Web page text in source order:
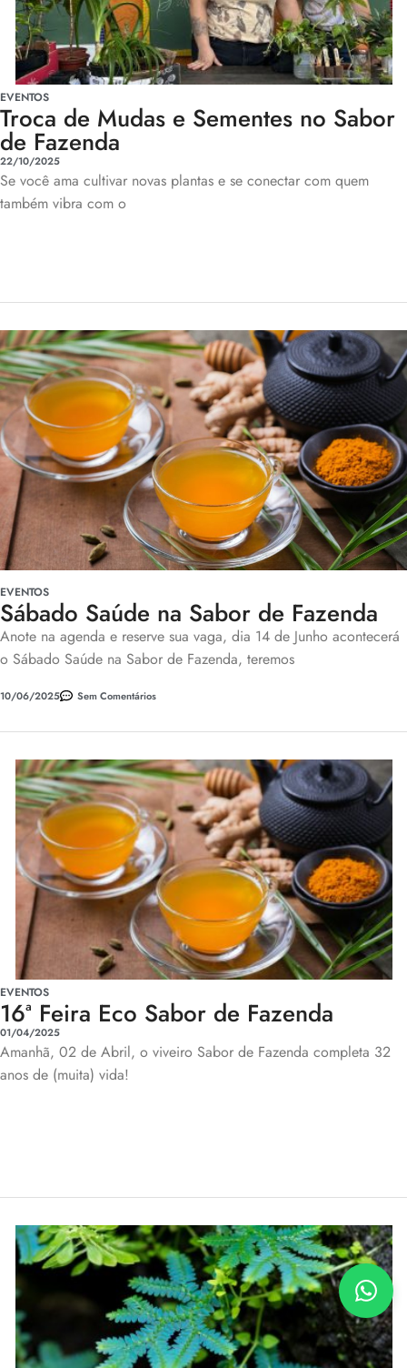
EVENTOS
Troca de Mudas e Sementes no Sabor
de Fazenda
22/10/2025
Se você ama cultivar novas plantas e se conectar com quem
também vibra com o
EVENTOS
Sábado Saúde na Sabor de Fazenda
Anote na agenda e reserve sua vaga, dia 14 de Junho acontecerá
o Sábado Saúde na Sabor de Fazenda, teremos
10/06/2025 Sem Comentários
EVENTOS
16ª Feira Eco Sabor de Fazenda
01/04/2025
Amanhã, 02 de Abril, o viveiro Sabor de Fazenda completa 32
anos de (muita) vida!